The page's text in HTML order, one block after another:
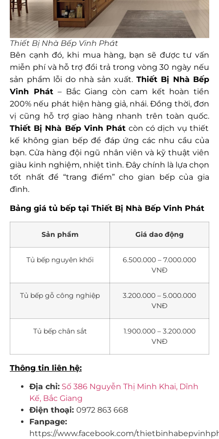
Thiết Bị Nhà Bếp Vinh Phát
Bên cạnh đó, khi mua hàng, bạn sẽ được tư vấn
miễn phí và hỗ trợ đổi trả trong vòng 30 ngày nếu
sản phẩm lỗi do nhà sản xuất. Thiết Bị Nhà Bếp
Vinh Phát– Bắc Giang còn cam kết hoàn tiền
200% nếu phát hiện hàng giả, nhái. Đồng thời, đơn
vị cũng hỗ trợ giao hàng nhanh trên toàn quốc.
Thiết Bị Nhà Bếp Vinh Phátcòn có dịch vụ thiết
kế không gian bếp để đáp ứng các nhu cầu của
bạn. Cửa hàng đội ngũ nhân viên và kỹ thuật viên
giàu kinh nghiệm, nhiệt tình. Đây chính là lựa chọn
tốt nhất để “trang điểm” cho gian bếp của gia
đình.
Bảng giá tủ bếp tại Thiết Bị Nhà Bếp Vinh Phát
Sản phẩm Giá dao động
Tủ bếp nguyên khối
6.500.000 – 7.000.000
VNĐ
Tủ bếp gỗ công nghiệp
3.200.000 – 5.000.000
VNĐ
Tủ bếp chân sắt
1.900.000 – 3.200.000
VNĐ
Thông tin liên hệ:
Địa chỉ: Số 386 Nguyễn Thị Minh Khai, Dĩnh
Kế, Bắc Giang
Điện thoại: 0972 863 668
Fanpage:
https://www.facebook.com/